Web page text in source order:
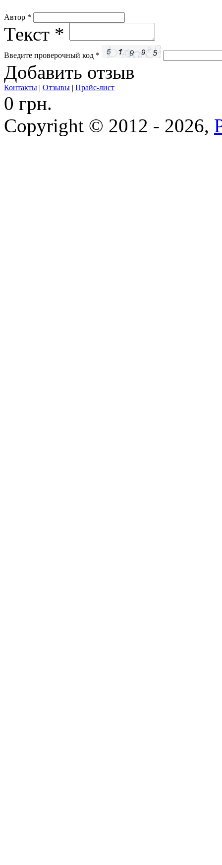
Автор *
Текст *
Введите проверочный код *
Добавить отзыв
Контакты | Отзывы | Прайс-лист
0 грн.
Copyright © 2012 - 2026,